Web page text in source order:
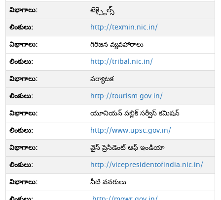
టెక్స్టైల్స్
http://texmin.nic.in/
గిరిజన వ్యవహారాలు
http://tribal.nic.in/
పర్యాటక
http://tourism.gov.in/
యూనియన్ పబ్లిక్ సర్వీస్ కమిషన్
http://www.upsc.gov.in/
వైస్ ప్రెసిడెంట్ ఆఫ్ ఇండియా
http://vicepresidentofindia.nic.in/
నీటి వనరులు